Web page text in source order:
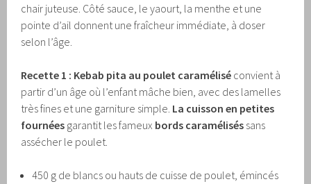
chair juteuse. Côté sauce, le yaourt, la menthe et une
pointe d’ail donnent une fraîcheur immédiate, à doser
selon l’âge.
Recette 1 : Kebab pita au poulet caramélisé convient à
partir d’un âge où l’enfant mâche bien, avec des lamelles
très fines et une garniture simple. La cuisson en petites
fournées garantit les fameux bords caramélisés sans
assécher le poulet.
450 g de blancs ou hauts de cuisse de poulet, émincés